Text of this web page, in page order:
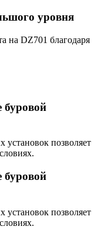
уровня
на DZ701 благодаря
буровой
установок позволяет
буровой
установок позволяет